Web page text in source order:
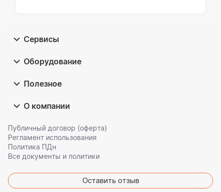
Сервисы
Оборудование
Полезное
О компании
Публичный договор (оферта)
Регламент использования
Политика ПДн
Все документы и политики
Оставить отзыв